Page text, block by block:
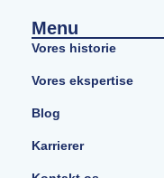
Menu
Vores historie
Vores ekspertise
Blog
Karrierer